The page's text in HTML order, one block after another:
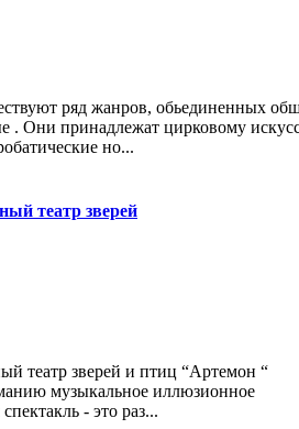
ряд жанров, обьединенных
. Они принадлежат цирковому
но...
театр зверей
театр зверей и птиц “Артемон “
музыкальное иллюзионное
- это раз...